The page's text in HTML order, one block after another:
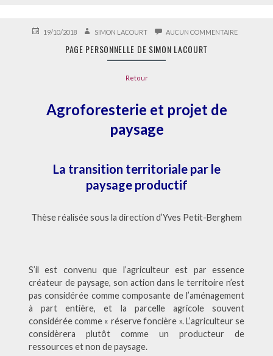
PUBLIÉ19/10/2018 AUTEURSIMON LACOURT AUCUN COMMENTAIRESUR
PAGE PERSONNELLE DE SIMON LACOURT
Retour
Agroforesterie et projet de
paysage
La transition territoriale par le
paysage productif
Thèse réalisée sous la direction d’Yves Petit-Berghem
S’il est convenu que l’agriculteur est par essence
créateur de paysage, son action dans le territoire n’est
pas considérée comme composante de l’aménagement
à part entière, et la parcelle agricole souvent
considérée comme « réserve foncière ». L’agriculteur se
considèrera plutôt comme un producteur de
ressources et non de paysage.